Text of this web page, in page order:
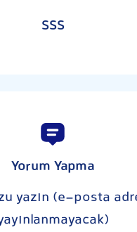
SSS
Yorum Yapma
yazın (e-posta